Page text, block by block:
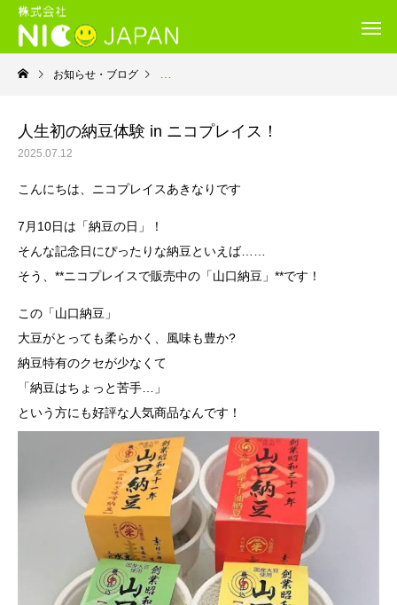
お知らせ・ブログ 就労継続支援Ｂ型・ニコプレイス
人生初の納豆体験 in ニコプレイス！
2025.07.12
こんにちは、ニコプレイスあきなりです
7月10日は「納豆の日」！
そんな記念日にぴったりな納豆といえば……
そう、**ニコプレイスで販売中の「山口納豆」**です！
この「山口納豆」
大豆がとっても柔らかく、風味も豊か?
納豆特有のクセが少なくて
「納豆はちょっと苦手…」
という方にも好評な人気商品なんです！